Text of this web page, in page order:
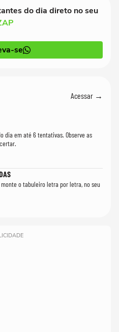
do dia direto no seu
se
Acessar →
dia em até 6 tentativas. Observe as
o tabuleiro letra por letra, no seu